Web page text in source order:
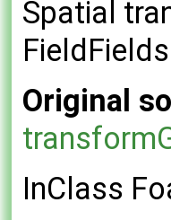
Spatial
Original
InClass